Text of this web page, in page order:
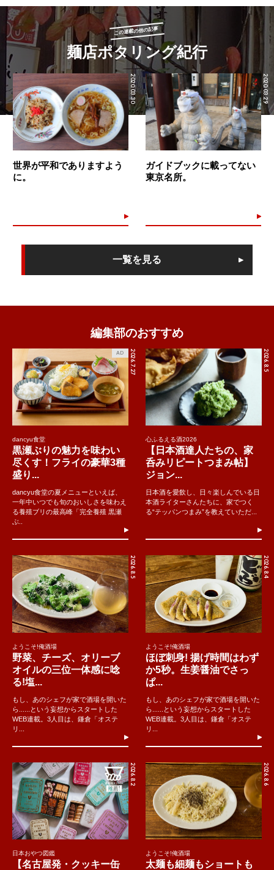
この連載の他の記事
麺店ポタリング紀行
2020.03.30
世界が平和でありますよう
に。
2020.03.29
ガイドブックに載ってない
東京名所。
一覧を見る
編集部のおすすめ
2026.7.27
AD
dancyu食堂
黒瀬ぶりの魅力を味わい
尽くす！フライの豪華3種
盛り...
dancyu食堂の夏メニューといえば、
一年中いつでも旬のおいしさを味わえ
る養殖ブリの最高峰「完全養殖 黒瀬
ぶ..
2026.8.5
心ふるえる酒2026
【日本酒達人たちの、家
呑みリピートつまみ帖】
ジョン...
日本酒を愛飲し、日々楽しんでいる日
本酒ライターさんたちに、家でつく
る“テッパンつまみ”を教えていただ...
2026.8.5
ようこそ!俺酒場
野菜、チーズ、オリーブ
オイルの三位一体感に唸
る!塩...
もし、あのシェフが家で酒場を開いた
ら......という妄想からスタートした
WEB連載。3人目は、鎌倉「オステ
リ...
2026.8.4
ようこそ!俺酒場
ほぼ刺身! 揚げ時間はわず
か5秒。生姜醤油でさっ
ぱ...
もし、あのシェフが家で酒場を開いた
ら......という妄想からスタートした
WEB連載。3人目は、鎌倉「オステ
リ...
2026.8.2
日本おやつ図鑑
【名古屋発・クッキー缶
2026.8.6
ようこそ!俺酒場
太麺も細麺もショートも